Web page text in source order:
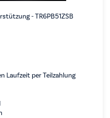
- TR6PB51ZSB
Laufzeit per Teilzahlung